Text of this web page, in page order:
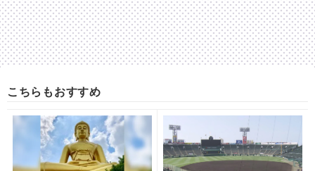
こちらもおすすめ